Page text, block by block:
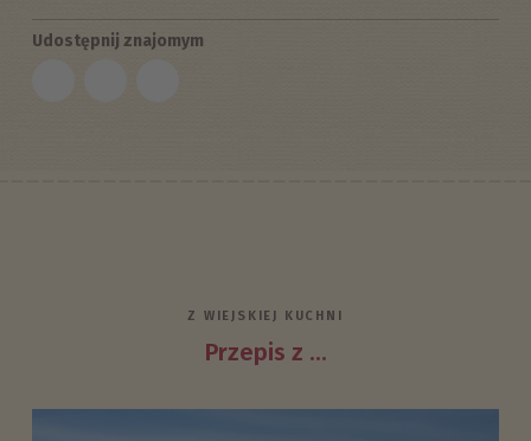
Udostępnij znajomym
Z WIEJSKIEJ KUCHNI
Przepis z ...